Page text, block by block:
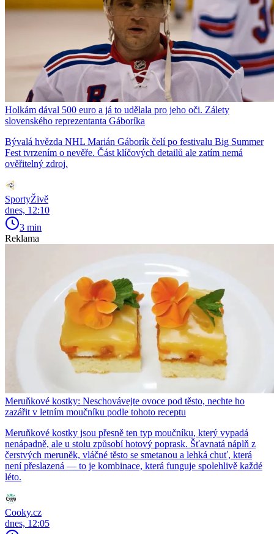
Holkám dával 500 euro a já to udělala pro jeho oči. Zálety
slovenského reprezentanta Gáboríka
Bývalá hvězda NHL Marián Gáborík čelí po festivalu Big Summer
Fest tvrzením o nevěře. Část klíčových detailů ale zatím nemá
ověřitelný zdroj.
SportyŽivě
dnes, 12:10
3 min
Reklama
Meruňkové kostky: Neschovávejte ovoce pod těsto, nechte ho
zazářit v letním moučníku podle tohoto receptu
Meruňkové kostky jsou přesně ten typ moučníku, který vypadá
nenápadně, ale u stolu způsobí hotový poprask. Šťavnatá náplň z
čerstvých meruněk, vláčné těsto se smetanou a lehká chuť, která
není přeslazená — to je kombinace, která funguje spolehlivě každé
léto.
Cooky.cz
dnes, 12:05